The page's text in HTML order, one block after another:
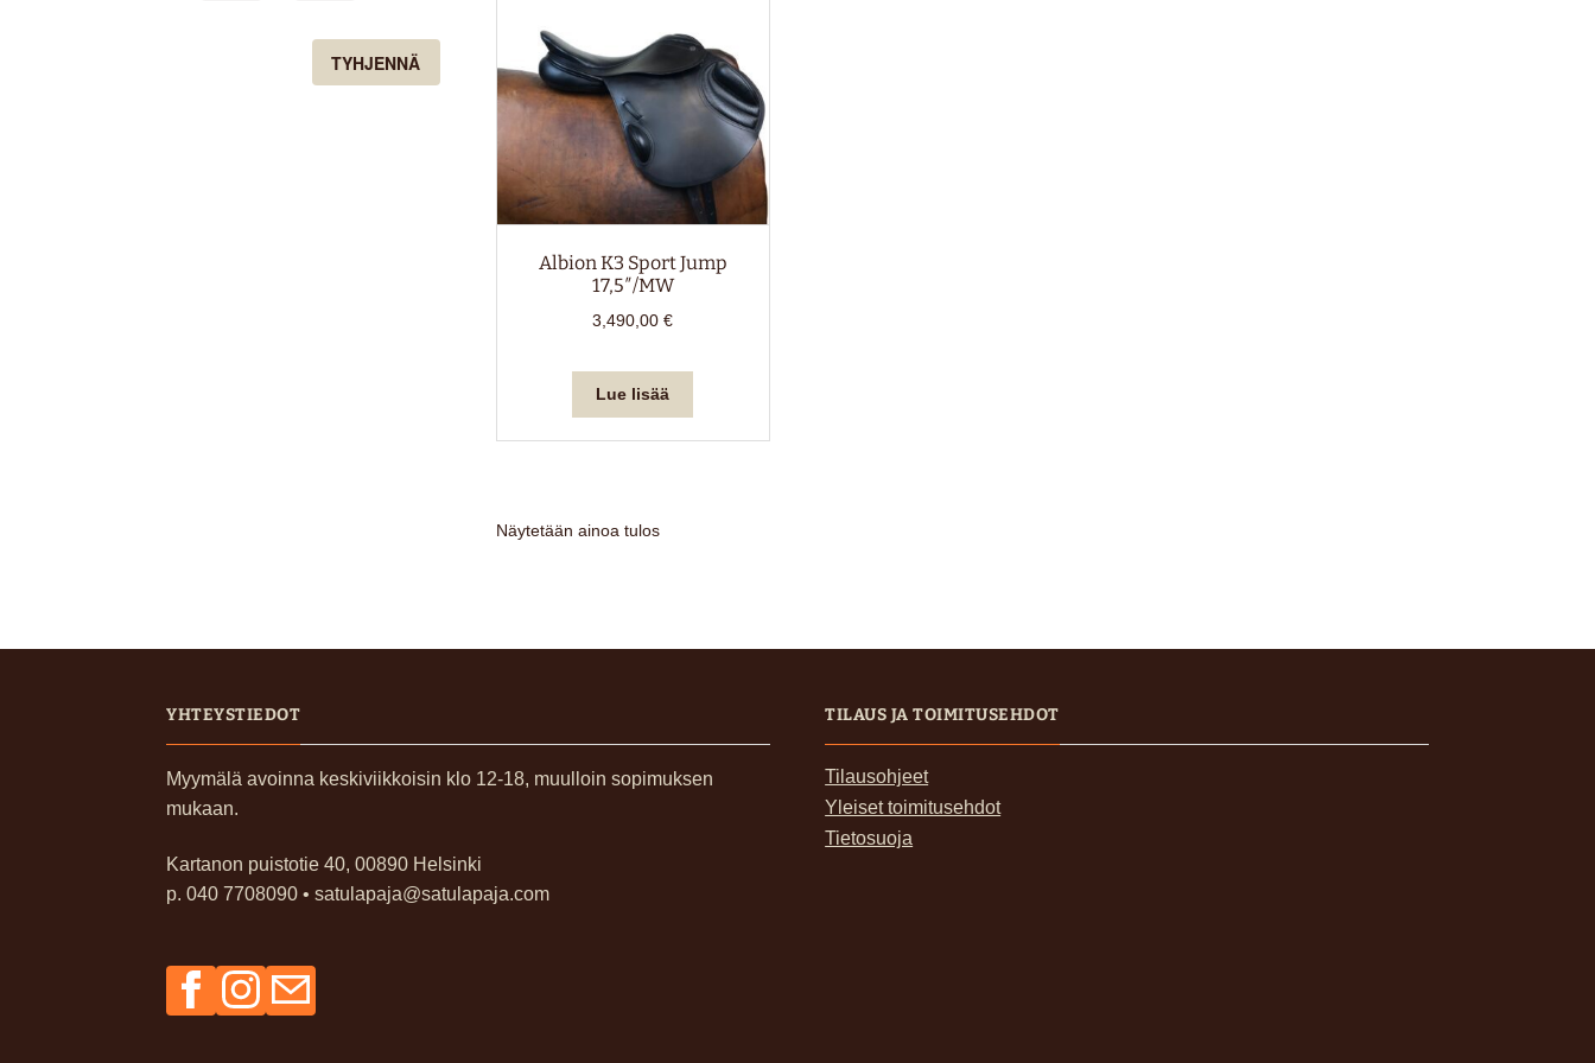
Albion K3 Sport Jump
17,5″/MW
3,490,00€
Lue lisää
Näytetään ainoa tulos
TYHJENNÄ
YHTEYSTIEDOT
Myymälä avoinna keskiviikkoisin klo 12-18, muulloin sopimuksen
mukaan.
Kartanon puistotie 40, 00890 Helsinki
p. 040 7708090 • satulapaja@satulapaja.com
FacebookInstagramSähköposti
TILAUS JA TOIMITUSEHDOT
Tilausohjeet
Yleiset toimitusehdot
Tietosuoja